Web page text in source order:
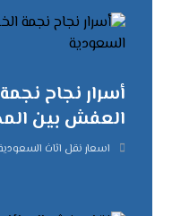
أسرار نجاح
العفش بين
اسعار نقل اثاث